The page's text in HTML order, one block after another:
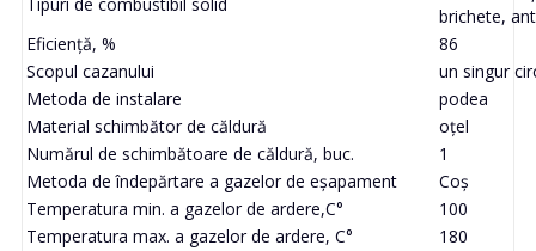
brichete,
Eficiență, %
86
Scopul cazanului
un singur
Metoda de instalare
podea
Material schimbător de căldură
oțel
Numărul de schimbătoare de căldură, buc.
1
Metoda de îndepărtare a gazelor de eșapament
Coș
Temperatura min. a gazelor de ardere,C°
100
Temperatura max. a gazelor de ardere, C°
180